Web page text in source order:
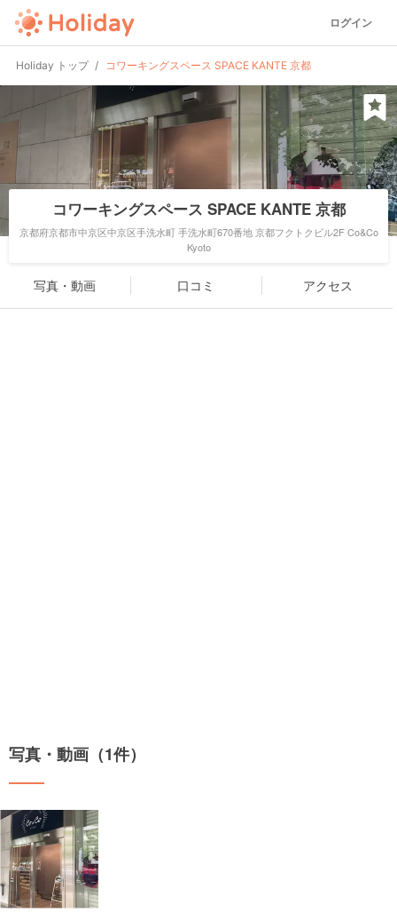
ログイン
Holiday トップ コワーキングスペース SPACE KANTE 京都
コワーキングスペース SPACE KANTE 京都
京都府京都市中京区中京区手洗水町 手洗水町670番地 京都フクトクビル2F Co&Co
Kyoto
写真・動画 口コミ アクセス
写真・動画（1件）